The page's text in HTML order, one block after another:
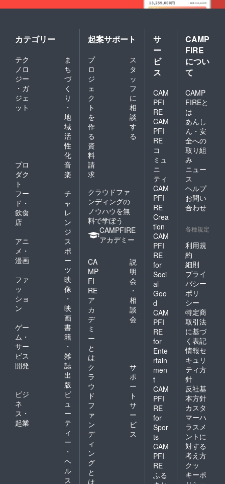
カテゴリー
テク
ノロ
ジー
・ガ
ジェ
ット
ま
ち
づ
く
り
・
地
域
活
性
化
プロ
ダク
ト
音
楽
フー
ド・
飲食
店
チ
ャ
レ
ン
ジ
アニ
メ・
漫画
ス
ポ
ー
ツ
ファ
ッ
ショ
ン
映
像
・
映
画
ゲー
ム・
サー
ビス
開発
書
籍
・
雑
誌
出
版
ビジ
ネ
ス・
起業
ビ
ュ
ー
テ
ィ
ー
・
ヘ
ル
ス
起案サポート
プ
ロ
ジ
ェ
ク
ト
を
作
る
ス
タ
ッ
フ
に
相
談
す
る
資
料
請
求
クラウドファ
ンディングの
ノウハウを無
料で学ぼう
CAMPFIRE
アカデミー
CA
MP
FI
RE
ア
カ
デ
ミ
ー
と
は
説
明
会
・
相
談
会
ク
ラ
ウ
ド
フ
ァ
ン
デ
ィ
ン
グ
と
は
サ
ポ
ー
ト
サ
ー
ビ
ス
サ
ー
ビ
ス
CAM
PFI
RE
CAM
PFI
RE
コ
ミュ
ニ
ティ
CAM
PFI
RE
Crea
tion
CAM
PFI
RE
for
Soci
al
Goo
d
CAM
PFI
RE
for
Ente
rtain
men
t
CAM
PFI
RE
for
Spor
ts
CAM
PFI
RE
ふる
CAMP
FIRE
につい
て
CAMP
FIREと
は
あんし
ん・安
全への
取り組
み
ニュー
ス
ヘルプ
お問い
合わせ
各種規定
利用規
約
細則
プライ
バシー
ポリ
シー
特定商
取引法
に基づ
く表記
情報セ
キュリ
ティ方
針
反社基
本方針
カスタ
マーハ
ラスメ
ントに
対する
考え方
クッ
キーポ